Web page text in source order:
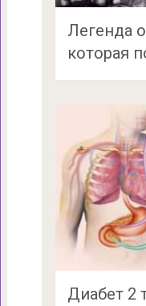
Легенда
которая
Диабет 2